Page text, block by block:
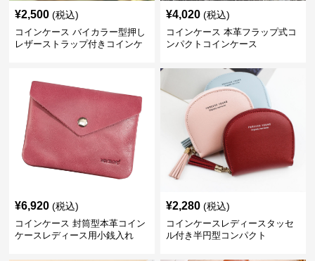
¥2,500 (税込)
コインケース バイカラー型押し
レザーストラップ付きコインケ
¥4,020 (税込)
コインケース 本革フラップ式コ
ンパクトコインケース
¥6,920 (税込)
コインケース 封筒型本革コイン
ケースレディース用小銭入れ
¥2,280 (税込)
コインケースレディースタッセ
ル付き半円型コンパクト